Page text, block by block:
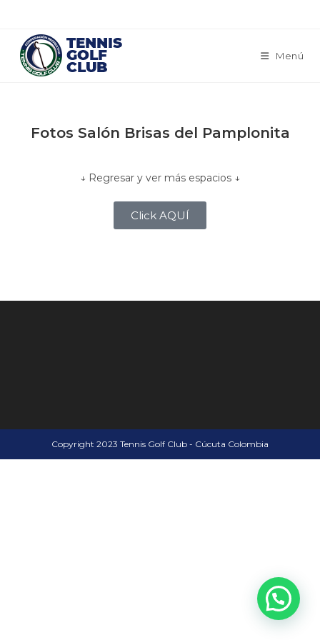
Menú
Fotos Salón Brisas del Pamplonita
↓ Regresar y ver más espacios ↓
Click AQUÍ
Copyright 2023 Tennis Golf Club - Cúcuta Colombia